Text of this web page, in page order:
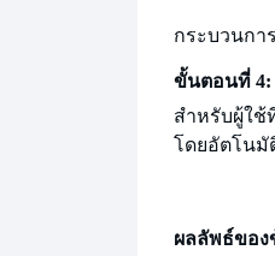
กระบวนกา
ขั้นตอนที่ 4:
สำหรับผู้ใช้
โดยอัตโนมั
ผลลัพธ์ของ